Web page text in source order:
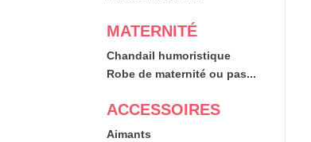
MATERNITÉ
Chandail humoristique
Robe de maternité ou pas...
ACCESSOIRES
Aimants